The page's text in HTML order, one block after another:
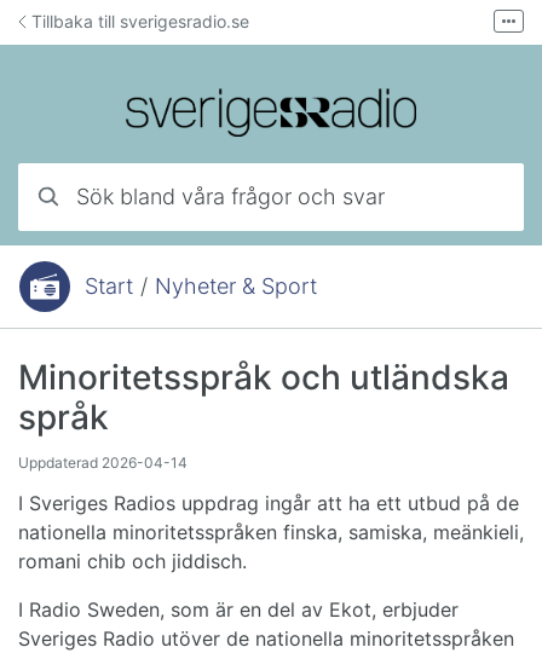
Hoppa till innehåll
Tillbaka till sverigesradio.se
Mejla lyssnarservice
Fler
Du är här:Start / Nyheter & Sport
Minoritetsspråk och utländska
språk
Uppdaterad 2026-04-14
I Sveriges Radios uppdrag ingår att ha ett utbud på de
nationella minoritetsspråken finska, samiska, meänkieli,
romani chib och jiddisch.
I Radio Sweden, som är en del av Ekot, erbjuder
Sveriges Radio utöver de nationella minoritetsspråken